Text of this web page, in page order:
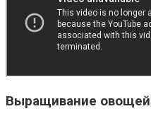
Выращивание овощей